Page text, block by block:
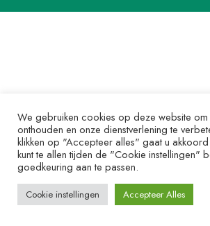
We gebruiken cookies op deze website om
onthouden en onze dienstverlening te
klikken op "Accepteer alles" gaat u
kunt te allen tijden de "Cookie instellingen"
goedkeuring aan te passen.
Cookie instellingen Accepteer Alles